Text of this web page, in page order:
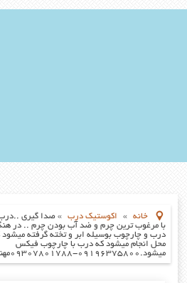
خانه » اکوستیک درب »صدا گیری
با مرغوب ترین چرم و ضد آب بودن چرم .. در
درب و چارچوب بوسیله ابر و تخته گرفته میشود
محل انجام میشود که درب با چارچوب فیکس
میشود.۰۹۱۹۶۳۷۵۸۰۰-۰۹۳۰۷۸۰۱۷۸۸مهندس دولتی